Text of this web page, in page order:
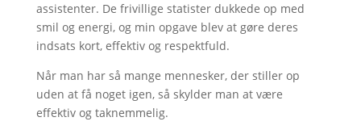
assistenter. De frivillige statister dukkede op med
smil og energi, og min opgave blev at gøre deres
indsats kort, effektiv og respektfuld.
Når man har så mange mennesker, der stiller op
uden at få noget igen, så skylder man at være
effektiv og taknemmelig.